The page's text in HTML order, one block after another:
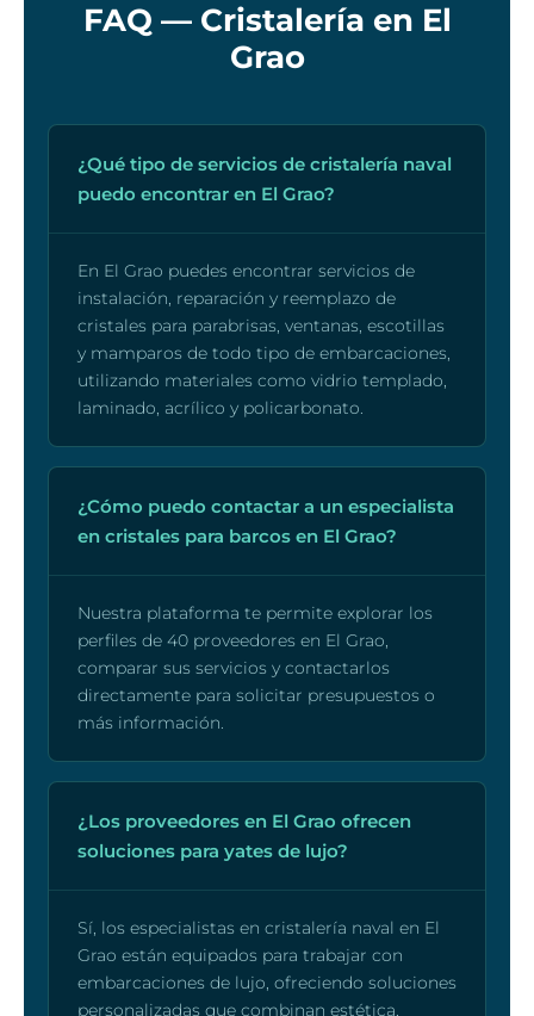
FAQ — Cristalería en El
Grao
¿Qué tipo de servicios de cristalería naval
puedo encontrar en El Grao?
En El Grao puedes encontrar servicios de
instalación, reparación y reemplazo de
cristales para parabrisas, ventanas, escotillas
y mamparos de todo tipo de embarcaciones,
utilizando materiales como vidrio templado,
laminado, acrílico y policarbonato.
¿Cómo puedo contactar a un especialista
en cristales para barcos en El Grao?
Nuestra plataforma te permite explorar los
perfiles de 40 proveedores en El Grao,
comparar sus servicios y contactarlos
directamente para solicitar presupuestos o
más información.
¿Los proveedores en El Grao ofrecen
soluciones para yates de lujo?
Sí, los especialistas en cristalería naval en El
Grao están equipados para trabajar con
embarcaciones de lujo, ofreciendo soluciones
personalizadas que combinan estética,